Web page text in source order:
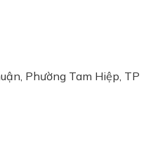
Phường Tam Hiệp, TP